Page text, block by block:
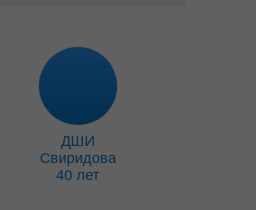
ДШИ
Свиридова
40 лет